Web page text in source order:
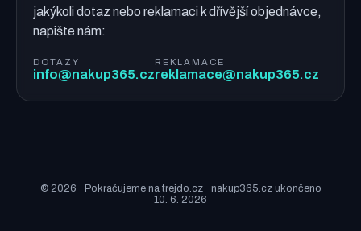
jakýkoli dotaz nebo reklamaci k dřívější objednávce,
napište nám:
DOTAZY
info@nakup365.cz
REKLAMACE
reklamace@nakup365.cz
© 2026 · Pokračujeme na trejdo.cz · nakup365.cz ukončeno
10. 6. 2026